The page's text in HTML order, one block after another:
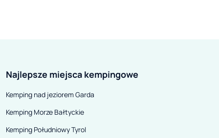
Najlepsze miejsca kempingowe
Kemping nad jeziorem Garda
Kemping Morze Bałtyckie
Kemping Południowy Tyrol